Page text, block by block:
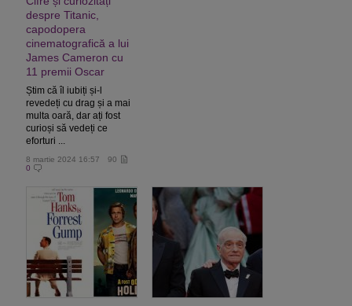
despre Titanic,
capodopera
cinematografică a lui
James Cameron cu
11 premii Oscar
Știm că îl iubiți și-l
revedeți cu drag și a mai
multa oară, dar ați fost
curioși să vedeți ce
eforturi ...
8 martie 2024 16:57
90
0